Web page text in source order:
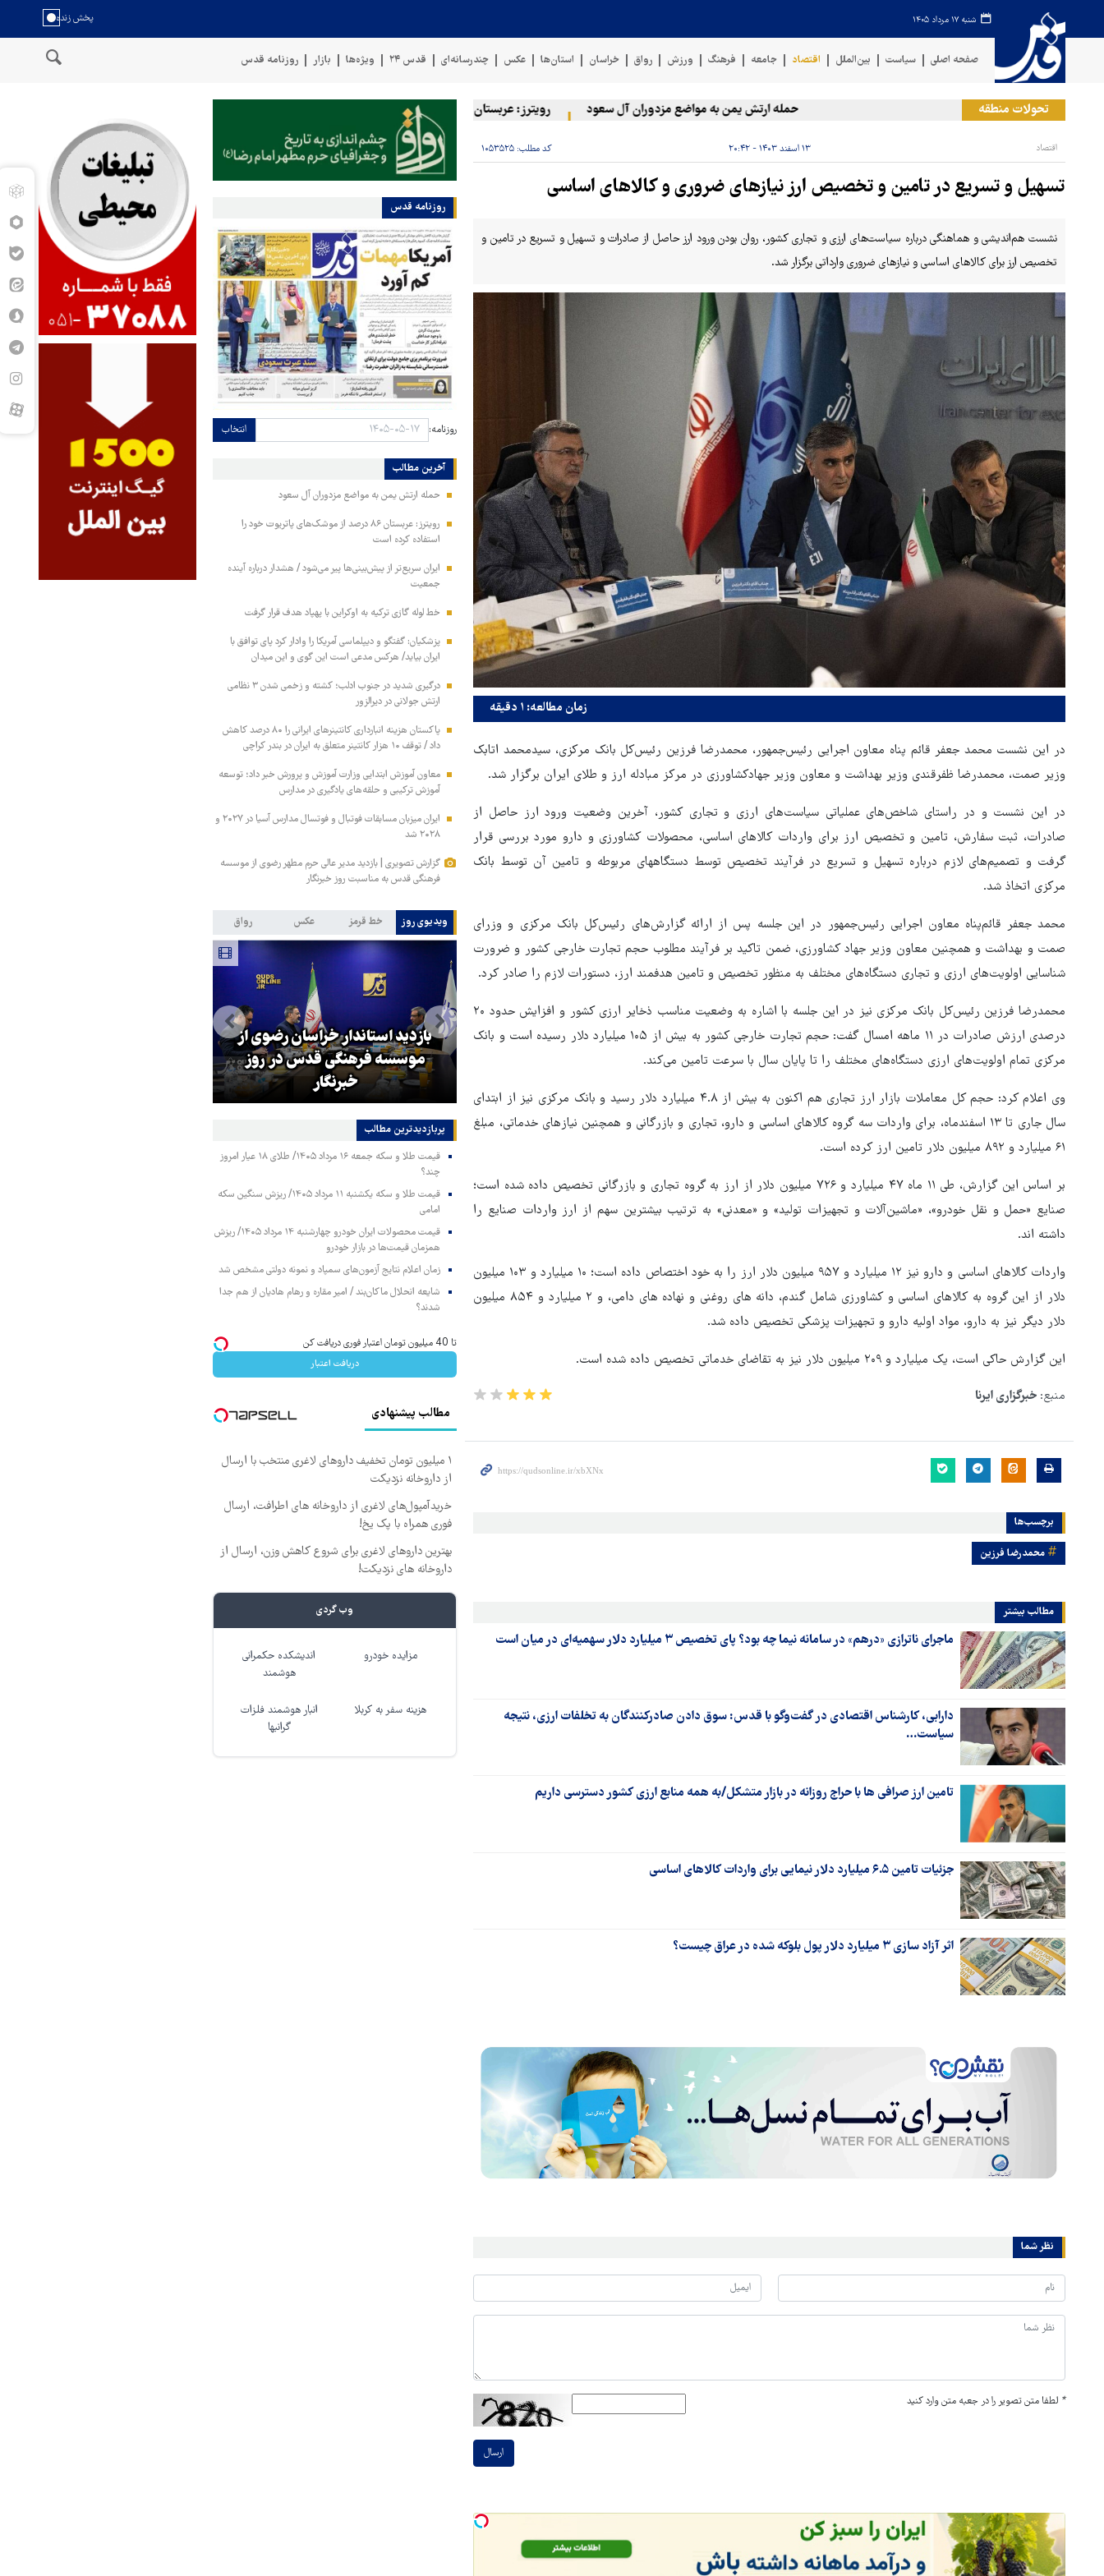
شنبه ۱۷ مرداد ۱۴۰۵
صفحه اصلی سیاست بین‌الملل اقتصاد جامعه فرهنگ ورزش رواق خراسان استان‌ها عکس چندرسانه‌ای قدس ۲۴ ویژه‌ها بازار روزنامه قدس
تحولات منطقه حمله ارتش یمن به مواضع مزدوران آل سعود رویترز: عربستان ۸۶ درصد از موشک‌های پاتریوت خود را استفاده کرده است
اقتصاد ۱۳ اسفند ۱۴۰۳ - ۲۰:۴۲ کد مطلب: ۱۰۵۳۵۲۵
تسهیل و تسریع در تامین و تخصیص ارز نیازهای ضروری و کالاهای اساسی
نشست هم‌اندیشی و هماهنگی درباره سیاست‌های ارزی و تجاری کشور، روان بودن ورود ارز حاصل از صادرات و تسهیل و تسریع در تامین و
تخصیص ارز برای کالاهای اساسی و نیازهای ضروری وارداتی برگزار شد.
زمان مطالعه: ۱ دقیقه
در این نشست محمد جعفر قائم پناه معاون اجرایی رئیس‌جمهور، محمدرضا فرزین رئیس‌کل بانک مرکزی، سیدمحمد اتابک
وزیر صمت، محمدرضا ظفرقندی وزیر بهداشت و معاون وزیر جهادکشاورزی در مرکز مبادله ارز و طلای ایران برگزار شد.
در این نشست و در راستای شاخص‌های عملیاتی سیاست‌های ارزی و تجاری کشور، آخرین وضعیت ورود ارز حاصل از
صادرات، ثبت سفارش، تامین و تخصیص ارز برای واردات کالاهای اساسی، محصولات کشاورزی و دارو مورد بررسی قرار
گرفت و تصمیم‌های لازم درباره تسهیل و تسریع در فرآیند تخصیص توسط دستگاههای مربوطه و تامین آن توسط بانک
مرکزی اتخاذ شد.
محمد جعفر قائم‌پناه معاون اجرایی رئیس‌جمهور در این جلسه پس از ارائه گزارش‌های رئیس‌کل بانک مرکزی و وزرای
صمت و بهداشت و همچنین معاون وزیر جهاد کشاورزی، ضمن تاکید بر فرآیند مطلوب حجم تجارت خارجی کشور و ضرورت
شناسایی اولویت‌های ارزی و تجاری دستگاه‌های مختلف به منظور تخصیص و تامین هدفمند ارز، دستورات لازم را صادر کرد.
محمدرضا فرزین رئیس‌کل بانک مرکزی نیز در این جلسه با اشاره به وضعیت مناسب ذخایر ارزی کشور و افزایش حدود ۲۰
درصدی ارزش صادرات در ۱۱ ماهه امسال گفت: حجم تجارت خارجی کشور به بیش از ۱۰۵ میلیارد دلار رسیده است و بانک
مرکزی تمام اولویت‌های ارزی دستگاه‌های مختلف را تا پایان سال با سرعت تامین می‌کند.
وی اعلام کرد: حجم کل معاملات بازار ارز تجاری هم اکنون به بیش از ۴.۸ میلیارد دلار رسید و ‌بانک مرکزی نیز از ابتدای
سال جاری تا ۱۳ اسفندماه، برای واردات سه گروه کالاهای اساسی و دارو، تجاری و بازرگانی و همچنین نیازهای خدماتی، مبلغ
۶۱ میلیارد و ۸۹۲ میلیون دلار تامین ارز کرده است.
بر اساس این گزارش، طی ۱۱ ماه ۴۷ میلیارد و ۷۲۶ میلیون دلار از ارز به گروه تجاری و بازرگانی تخصیص داده شده است؛
صنایع «حمل و نقل خودرو»، «ماشین‌آلات و تجهیزات تولید» و «معدنی» به ترتیب بیشترین سهم از ارز واردات صنایع را
داشته اند.
واردات کالاهای اساسی و دارو نیز ۱۲ میلیارد و ۹۵۷ میلیون دلار ارز را به خود اختصاص داده است؛ ۱۰ میلیارد و ۱۰۳ میلیون
دلار از این گروه به کالاهای اساسی و کشاورزی شامل گندم، دانه های روغنی و نهاده های دامی، و ۲ میلیارد و ۸۵۴ میلیون
دلار دیگر نیز به دارو، مواد اولیه دارو و تجهیزات پزشکی تخصیص داده شد.
این گزارش حاکی است، یک میلیارد و ۲۰۹ میلیون دلار نیز به تقاضای خدماتی تخصیص داده شده است.
منبع: خبرگزاری ایرنا
برچسب‌ها
محمدرضا فرزین
مطالب بیشتر
ماجرای ناترازی «درهم» در سامانه نیما چه بود؟ پای تخصیص ۳ میلیارد دلار سهمیه‌ای‌ در میان است
دارابی، کارشناس اقتصادی در گفت‌وگو با قدس: سوق دادن صادرکنندگان به تخلفات ارزی، نتیجه
سیاست…
تامین ارز صرافی ها با حراج روزانه در بازار متشکل/به همه منابع ارزی کشور دسترسی داریم
جزئیات تامین ۶.۵ میلیارد دلار نیمایی برای واردات کالاهای اساسی
اثر آزاد سازی ۳ میلیارد دلار پول بلوکه شده در عراق چیست؟
نظر شما
* لطفا متن تصویر را در جعبه متن وارد کنید
ارسال
روزنامه قدس
روزنامه: انتخاب
آخرین مطالب
حمله ارتش یمن به مواضع مزدوران آل سعود
رویترز: عربستان ۸۶ درصد از موشک‌های پاتریوت خود را
استفاده کرده است
ایران سریع‌تر از پیش‌بینی‌ها پیر می‌شود / هشدار درباره آینده
جمعیت
خط لوله گازی ترکیه به اوکراین با پهپاد هدف قرار گرفت
پزشکیان: گفتگو و دیپلماسی آمریکا را وادار کرد پای توافق با
ایران بیاید/ هرکس مدعی است این گوی و این میدان
درگیری شدید در جنوب ادلب؛ کشته و زخمی شدن ۳ نظامی
ارتش جولانی در دیرالزور
پاکستان هزینه انبارداری کانتینرهای ایرانی را ۸۰ درصد کاهش
داد / توقف ۱۰ هزار کانتینر متعلق به ایران در بندر کراچی
معاون آموزش ابتدایی وزارت آموزش و پرورش خبر داد؛ توسعه
آموزش ترکیبی و حلقه‌های یادگیری در مدارس
ایران میزبان مسابقات فوتبال و فوتسال مدارس آسیا در ۲۰۲۷ و
۲۰۲۸ شد
گزارش تصویری | بازدید مدیر عالی حرم مطهر رضوی از موسسه
فرهنگی قدس به مناسبت روز خبرنگار
ویدیوی روز خط قرمز عکس رواق
بازگشایی تنگه هرمز منوط به
پذیرش شروط ایران از سوی آمریکا
پزشکیان: گفت‌وگوها آمریکا را
بازدید استاندار خراسان رضوی از
موسسه فرهنگی قدس در روز
خبرنگار
پربازدیدترین‌ مطالب
قیمت طلا و سکه جمعه ۱۶ مرداد ۱۴۰۵/ طلای ۱۸ عیار امروز
چند؟
قیمت طلا و سکه یکشنبه ۱۱ مرداد ۱۴۰۵/ ریزش سنگین سکه
امامی
قیمت محصولات ایران خودرو چهارشنبه ۱۴ مرداد ۱۴۰۵/ ریزش
همزمان قیمت‌ها در بازار خودرو
زمان اعلام نتایج آزمون‌های سمپاد و نمونه دولتی مشخص شد
شایعه انحلال ماکان‌بند / امیر مقاره و رهام هادیان از هم جدا
شدند؟
تا 40 میلیون تومان اعتبار فوری دریافت کن
دریافت اعتبار
مطالب پیشنهادی
۱ میلیون تومان تخفیف داروهای لاغری منتخب با ارسال
از داروخانه نزدیکت
خریدآمپول‌های لاغری از داروخانه های اطرافت، ارسال
فوری همراه با پک یخ!
بهترین داروهای لاغری برای شروع کاهش وزن، ارسال از
داروخانه های نزدیکت!
وب گردی
مزایده خودرو
اندیشکده حکمرانی
هوشمند
هزینه سفر به کربلا
انبار هوشمند فلزات
گرانبها